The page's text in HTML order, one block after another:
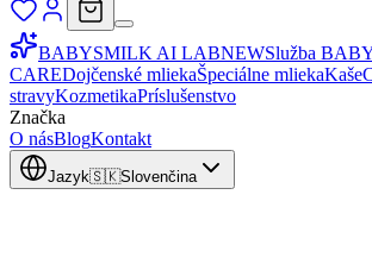
BABYSMILK AI LABNEWSlužba
CAREDojčenské mliekaŠpeciálne mliekaKaše
stravyKozmetikaPríslušenstvo
Značka
O násBlogKontakt
Jazyk🇸🇰Slovenčina